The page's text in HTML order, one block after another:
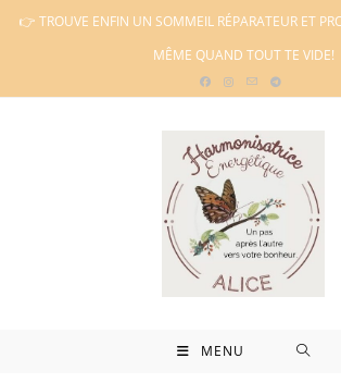
Skip👉 TROUVE ENFIN UN SOMMEIL RÉPARATEUR ET
MÊME QUAND TOUT TE VIDE!
MENU